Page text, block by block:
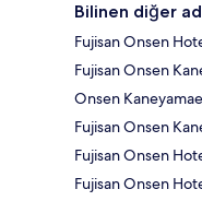
Bilinen diğer
Fujisan Onsen
Fujisan Onsen
Onsen
Fujisan Onsen
Fujisan Onsen
Fujisan Onsen